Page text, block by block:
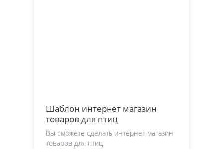
Шаблон интернет магазин
товаров для птиц
Вы сможете сделать интернет магазин
товаров для птиц